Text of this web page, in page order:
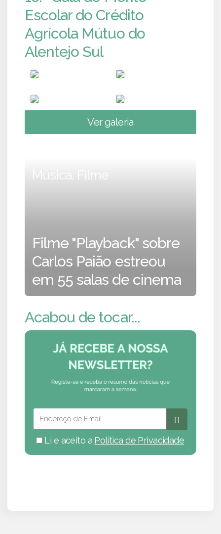
Escolar do Crédito
Agrícola Mútuo do
Alentejo Sul
Ver galeria
Música, Filme
Filme "Playback" sobre
Carlos Paião estreou
em 55 salas de cinema
Acabou de tocar...
Li e aceito a Política de Privacidade